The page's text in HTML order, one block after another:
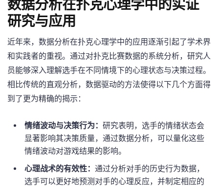
数据分析在扑克心理学中的实证
研究与应用
近年来，数据分析在扑克心理学中的应用逐渐引起了学术界
和实践者的重视。通过对扑克比赛数据的系统分析，研究人
员能够深入理解选手在不同情境下的心理状态与决策过程。
相比传统的直观分析，数据驱动的方法使得以下几个方面得
到了更为精确的揭示：
情绪波动与决策行为： 研究表明，选手的情绪状态会
显著影响其决策质量，通过数据分析，可以量化这些
情绪波动对游戏结果的影响。
心理战术的有效性： 通过分析对手的历史行为数据，
选手可以更好地预测对手的心理反应，并制定相应的